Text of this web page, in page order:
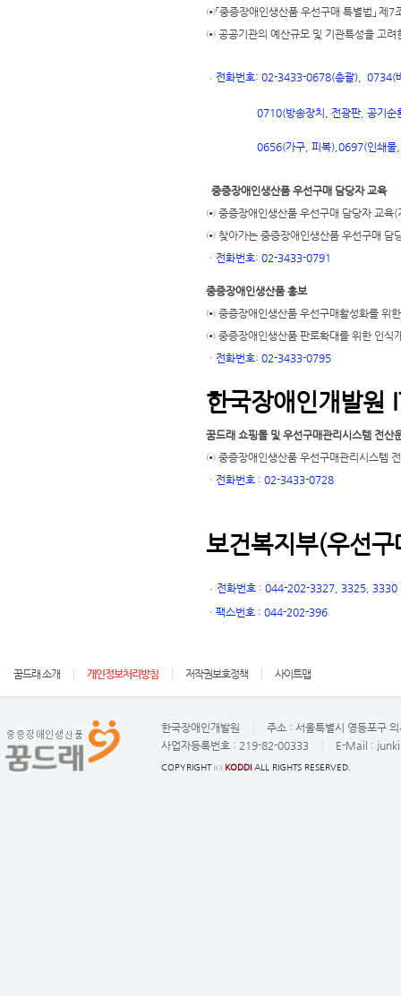
⊙「중증장애인생산품 우선구매 특별법」
⊙ 공공기관의 예산규모 및 기관특성을 고려
ㆍ 전화번호: 02-3433-0678(총괄), 0734(
0710(방송장치, 전광판, 공기순
0656(가구, 피복), 0697(인쇄물
중증장애인생산품 우선구매 담당자 교육
⊙ 중증장애인생산품 우선구매 담당자 교육(
⊙ 찾아가는 중증장애인생산품 우선구매 담
ㆍ 전화번호: 02-3433-0791
중증장애인생산품 홍보
⊙ 중증장애인생산품 우선구매활성화를 위
⊙ 중증장애인생산품 판로확대를 위한 인식
ㆍ 전화번호: 02-3433-0795
한국장애인개발원
꿈드래 쇼핑몰 및 우선구매관리시스템 전산
⊙ 중증장애인생산품 우선구매관리시스템
ㆍ 전화번호 : 02-3433-0728
보건복지부(우선
ㆍ 전화번호 : 044-202-3327, 3325, 3330
ㆍ 팩스번호 : 044-202-396
꿈드래 소개 개인정보처리방침 저작권보호정책 사이트맵
한국장애인개발원 주소 : 서울특별시 영등포구
사업자등록번호 : 219-82-00333 E-Mail :
COPYRIGHT ⓒ KODDI ALL RIGHTS RESERVED.